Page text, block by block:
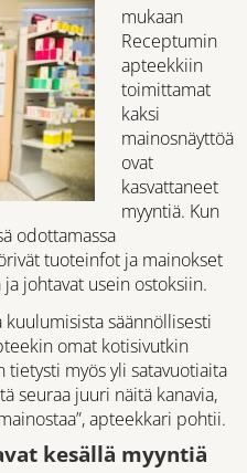
mukaan
Receptumin
apteekkiin
toimittamat
kaksi
mainosnäyttöä
ovat
kasvattaneet
myyntiä. Kun
odottamassa
tuoteinfot ja mainokset
johtavat usein ostoksiin.
säännöllisesti
omat kotisivutkin
tietysti myös yli satavuotiaita
seuraa juuri näitä kanavia,
apteekkari pohtii.
kesällä myyntiä